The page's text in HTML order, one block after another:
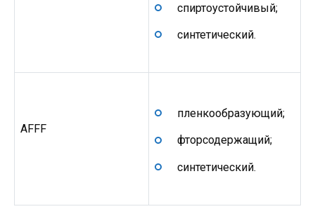
спиртоустойчивый;
синтетический.
AFFF
пленкообразующий;
фторсодержащий;
синтетический.